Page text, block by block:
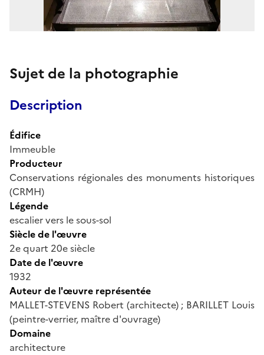
Sujet de la photographie
Description
Édifice
Immeuble
Producteur
Conservations régionales des monuments historiques
(CRMH)
Légende
escalier vers le sous-sol
Siècle de l'œuvre
2e quart 20e siècle
Date de l'œuvre
1932
Auteur de l'œuvre représentée
MALLET-STEVENS Robert (architecte) ; BARILLET Louis
(peintre-verrier, maître d'ouvrage)
Domaine
architecture